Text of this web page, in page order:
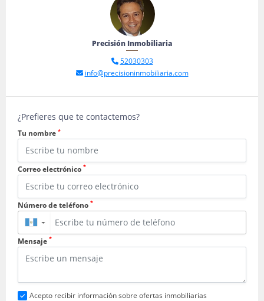
Precisión Inmobiliaria
52030303
info@precisioninmobiliaria.com
¿Prefieres que te contactemos?
Tu nombre *
Correo electrónico *
Número de teléfono *
▼
Mensaje *
Acepto recibir información sobre ofertas inmobiliarias